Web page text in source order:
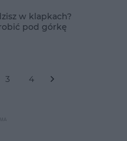
w klapkach?
pod górkę
3 4